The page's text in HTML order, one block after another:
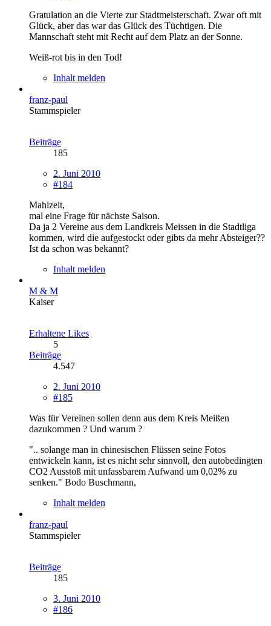
Gratulation an die Vierte zur Stadtmeisterschaft. Zwar oft mit
Glück, aber das war das Glück des Tüchtigen. Die
Mannschaft steht mit Recht auf dem Platz an der Sonne.
Weiß-rot bis in den Tod!
Inhalt melden
franz-paul
Stammspieler
Beiträge
185
2. Juni 2010
#184
Mahlzeit,
mal eine Frage für nächste Saison.
Da ja 2 Vereine aus dem Landkreis Meissen in die Stadtliga
kommen, wird die aufgestockt oder gibts da mehr Absteiger??
Ist da schon was bekannt?
Inhalt melden
M & M
Kaiser
Erhaltene Likes
5
Beiträge
4.547
2. Juni 2010
#185
Was für Vereinen sollen denn aus dem Kreis Meißen
dazukommen ? Und warum ?
".. solange man in chinesischen Flüssen seine Fotos
entwickeln kann, ist es nicht sehr sinnvoll, den autobedingten
CO2 Ausstoß mit unfassbarem Aufwand um 0,02% zu
senken." Bodo Buschmann,
Inhalt melden
franz-paul
Stammspieler
Beiträge
185
3. Juni 2010
#186